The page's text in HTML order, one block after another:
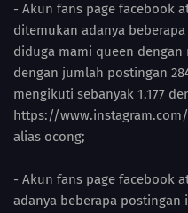
- Akun fans page facebook
ditemukan adanya
diduga mami queen
dengan jumlah postingan
mengikuti sebanyak 1.177
https://
alias ocong;
- Akun fans page facebook
adanya beberapa postingan